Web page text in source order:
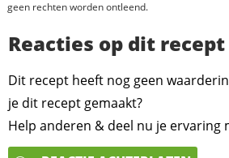
geen rechten worden ontleend.
Reacties op dit recept
Dit recept heeft nog geen
je dit recept gemaakt?
Help anderen & deel nu je ervaring